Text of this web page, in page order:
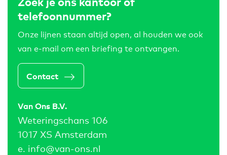
telefoonnummer?
Onze lijnen staan altijd open, al houden we ook
van e-mail om een briefing te ontvangen.
Contact
Van Ons B.V.
Weteringschans 106
1017 XS Amsterdam
e. info@van-ons.nl